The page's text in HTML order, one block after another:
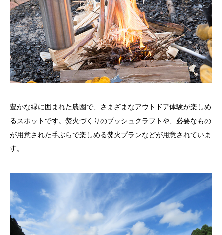
豊かな緑に囲まれた農園で、さまざまなアウトドア体験が楽しめ
るスポットです。焚火づくりのブッシュクラフトや、必要なもの
が用意された手ぶらで楽しめる焚火プランなどが用意されていま
す。